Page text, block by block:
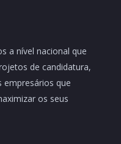
a nível nacional que
de candidatura,
que
os seus